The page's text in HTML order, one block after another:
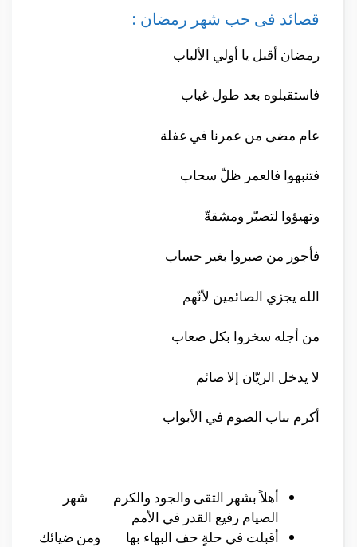
قصائد فى حب شهر رمضان :
رمضان أقبل يا أولي الألباب
فاستقبلوه بعد طول غياب
عام مضى من عمرنا في غفلة
فتنبهوا فالعمر ظلّ سحاب
وتهيؤوا لتصبّر ومشقةّ
فأجور من صبروا بغير حساب
الله يجزي الصائمين لأنّهم
من أجله سخروا بكل صعاب
لا يدخل الريّان إلا صائم
أكرم بباب الصوم في الأبواب
أهلاً بشهر التقى والجود والكرم شهر
الصيام رفيع القدر في الأمم
أقبلت في حلةٍ حف البهاء بها ومن ضيائك